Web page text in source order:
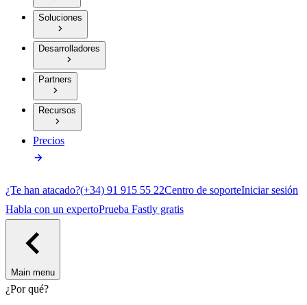
Soluciones
Desarrolladores
Partners
Recursos
Precios
¿Te han atacado?(+34) 91 915 55 22Centro de soporteIniciar sesión
Habla con un expertoPrueba Fastly gratis
Main menu
¿Por qué?